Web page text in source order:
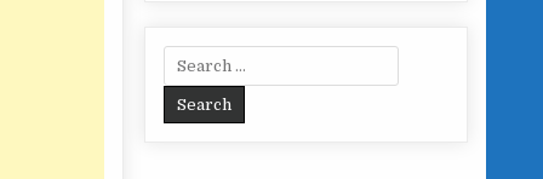
Search for: